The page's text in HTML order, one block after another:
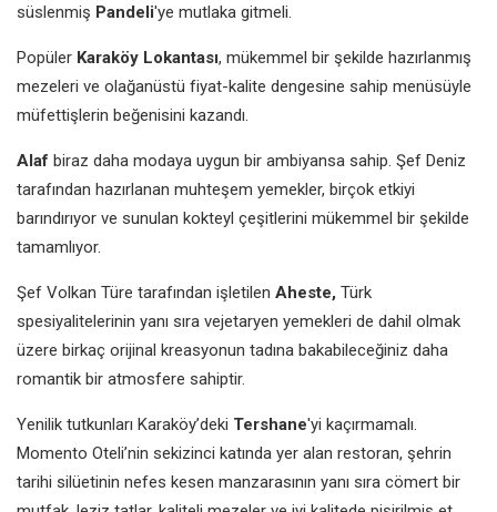
süslenmiş Pandeli'ye mutlaka gitmeli.
Popüler Karaköy Lokantası, mükemmel bir şekilde hazırlanmış
mezeleri ve olağanüstü fiyat-kalite dengesine sahip menüsüyle
müfettişlerin beğenisini kazandı.
Alaf biraz daha modaya uygun bir ambiyansa sahip. Şef Deniz
tarafından hazırlanan muhteşem yemekler, birçok etkiyi
barındırıyor ve sunulan kokteyl çeşitlerini mükemmel bir şekilde
tamamlıyor.
Şef Volkan Türe tarafından işletilen Aheste, Türk
spesiyalitelerinin yanı sıra vejetaryen yemekleri de dahil olmak
üzere birkaç orijinal kreasyonun tadına bakabileceğiniz daha
romantik bir atmosfere sahiptir.
Yenilik tutkunları Karaköy’deki Tershane'yi kaçırmamalı.
Momento Oteli’nin sekizinci katında yer alan restoran, şehrin
tarihi silüetinin nefes kesen manzarasının yanı sıra cömert bir